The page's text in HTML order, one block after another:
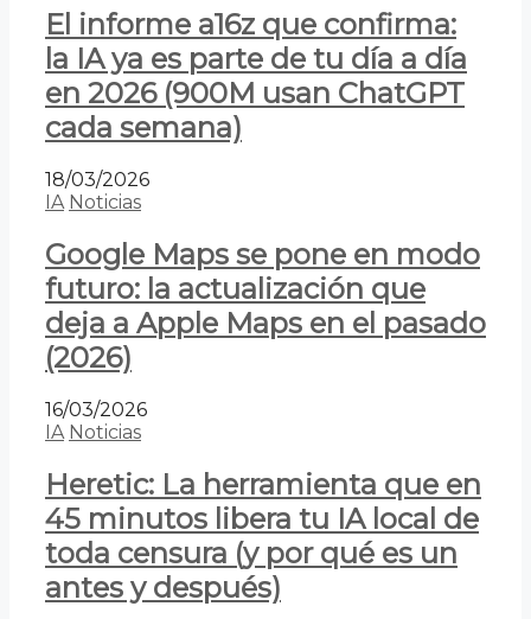
El informe a16z que confirma:
la IA ya es parte de tu día a día
en 2026 (900M usan ChatGPT
cada semana)
18/03/2026
IA Noticias
Google Maps se pone en modo
futuro: la actualización que
deja a Apple Maps en el pasado
(2026)
16/03/2026
IA Noticias
Heretic: La herramienta que en
45 minutos libera tu IA local de
toda censura (y por qué es un
antes y después)